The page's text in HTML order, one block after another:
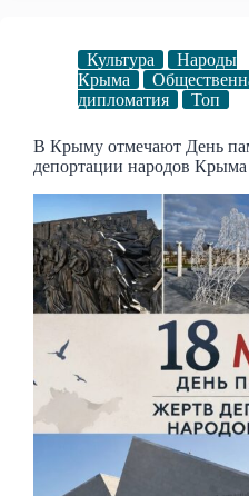
Культура
Народы
Крыма
дипломатия
Топ
В Крыму отмечают День
депортации народов Крыма